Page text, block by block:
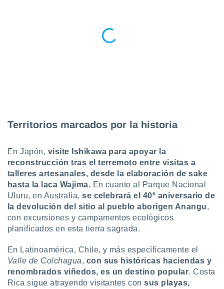
Territorios marcados por la historia
En Japón, visite Ishikawa para apoyar la
reconstrucción tras el terremoto entre visitas a
talleres artesanales, desde la elaboración de sake
hasta la laca Wajima. En cuanto al Parque Nacional
Uluru, en Australia, se celebrará el 40º aniversario de
la devolución del sitio al pueblo aborigen Anangu,
con excursiones y campamentos ecológicos
planificados en esta tierra sagrada.
En Latinoamérica, Chile, y más específicamente el
Valle de Colchagua, con sus históricas haciendas y
renombrados viñedos, es un destino popular. Costa
Rica sigue atrayendo visitantes consus playas,